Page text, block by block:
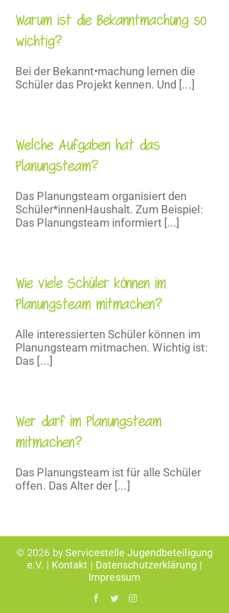
Warum ist die Bekanntmachung so
wichtig?
Bei der Bekannt•machung lernen die
Schüler das Projekt kennen. Und [...]
Welche Aufgaben hat das
Planungsteam?
Das Planungsteam organisiert den
Schüler*innenHaushalt. Zum Beispiel:
Das Planungsteam informiert [...]
Wie viele Schüler können im
Planungsteam mitmachen?
Alle interessierten Schüler können im
Planungsteam mitmachen. Wichtig ist:
Das [...]
Wer darf im Planungsteam
mitmachen?
Das Planungsteam ist für alle Schüler
offen. Das Alter der [...]
© 2026 by Servicestelle Jugendbeteiligung
e.V. | Kontakt | Datenschutzerklärung |
Impressum
Facebook
TwitterInstagram